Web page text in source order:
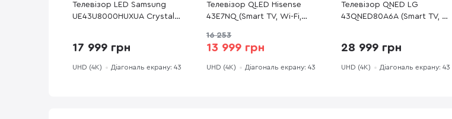
Телевізор LED Samsung
UE43U8000HUXUA Crystal
17 999 грн
UHD (4K) Діагональ екрану: 43
Телевізор QLED Hisense
43E7NQ (Smart TV, Wi-Fi,
16 253
13 999 грн
UHD (4K) Діагональ екрану: 43
Телевізор QNED LG
43QNED80A6A (Smart TV, Wi-
28 999 грн
UHD (4K) Діагональ екрану: 43